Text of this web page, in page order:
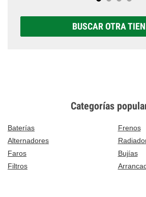
BUSCAR OTRA
Categorías
Baterías
Frenos
Alternadores
Faros
Bujías
Filtros